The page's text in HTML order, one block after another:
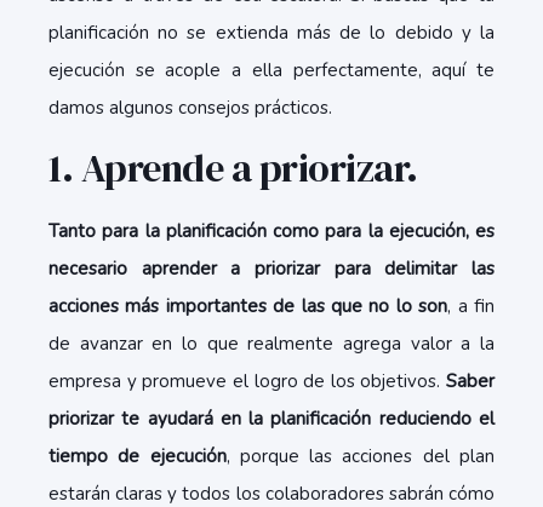
planificación no se extienda más de lo debido y la
ejecución se acople a ella perfectamente, aquí te
damos algunos consejos prácticos.
1. Aprende a priorizar.
Tanto para la planificación como para la ejecución, es
necesario aprender a priorizar para delimitar las
acciones más importantes de las que no lo son, a fin
de avanzar en lo que realmente agrega valor a la
empresa y promueve el logro de los objetivos. Saber
priorizar te ayudará en la planificación reduciendo el
tiempo de ejecución, porque las acciones del plan
estarán claras y todos los colaboradores sabrán cómo